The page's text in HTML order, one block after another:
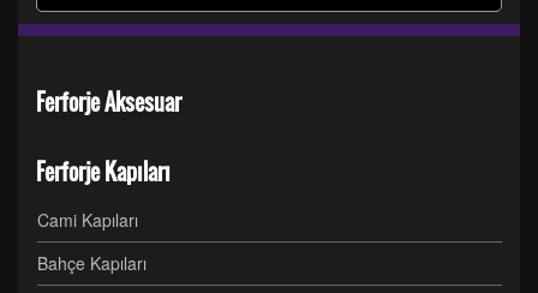
Ferforje Aksesuar
Ferforje Kapıları
Cami Kapıları
Bahçe Kapıları